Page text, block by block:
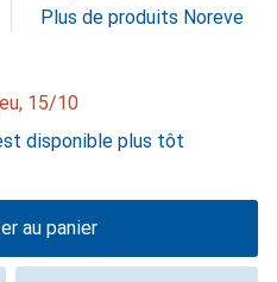
Plus de produits Noreve
15/10
disponible plus tôt
au panier